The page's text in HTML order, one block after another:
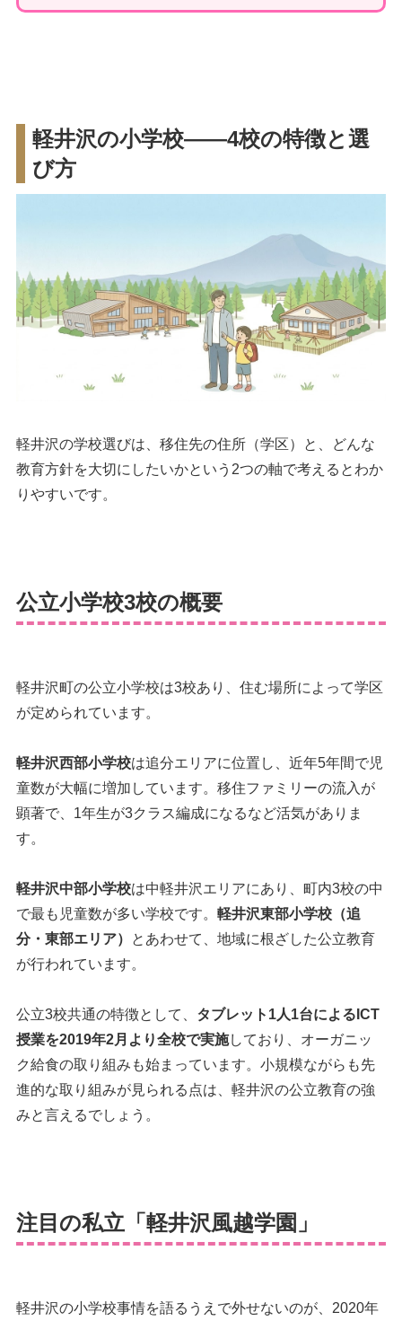
軽井沢の小学校——4校の特徴と選
び方
軽井沢の学校選びは、移住先の住所（学区）と、どんな
教育方針を大切にしたいかという2つの軸で考えるとわか
りやすいです。
公立小学校3校の概要
軽井沢町の公立小学校は3校あり、住む場所によって学区
が定められています。
軽井沢西部小学校は追分エリアに位置し、近年5年間で児
童数が大幅に増加しています。移住ファミリーの流入が
顕著で、1年生が3クラス編成になるなど活気がありま
す。
軽井沢中部小学校は中軽井沢エリアにあり、町内3校の中
で最も児童数が多い学校です。 軽井沢東部小学校（追
分・東部エリア）
とあわせて、地域に根ざした公立教育
が行われています。
公立3校共通の特徴として、 タブレット1人1台によるICT
授業を2019年2月より全校で実施しており、オーガニッ
ク給食の取り組みも始まっています。小規模ながらも先
進的な取り組みが見られる点は、軽井沢の公立教育の強
みと言えるでしょう。
注目の私立「軽井沢風越学園」
軽井沢の小学校事情を語るうえで外せないのが、2020年